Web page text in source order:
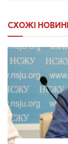
СХОЖІ